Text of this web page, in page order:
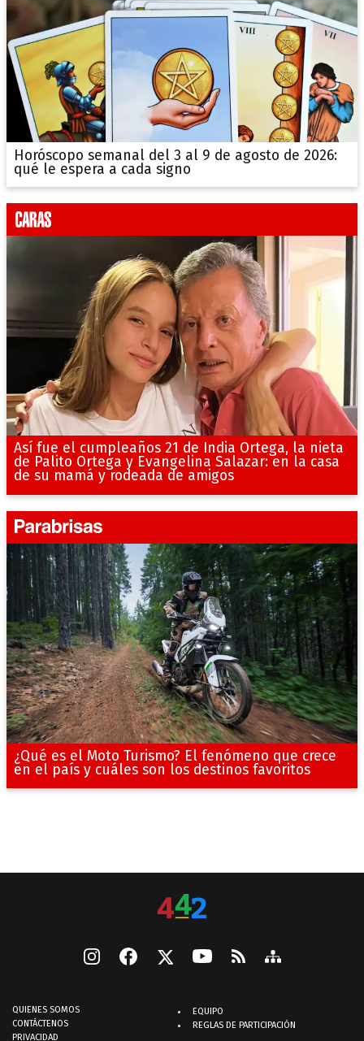
Horóscopo semanal del 3 al 9 de agosto de 2026:
qué le espera a cada signo
Así fue el cumpleaños 21 de India Ortega, la nieta
de Palito Ortega y Evangelina Salazar: en la casa
de su mamá y rodeada de amigos
¿Qué es el Moto Turismo? El fenómeno que crece
en el país y cuáles son los destinos favoritos
QUIENES SOMOS
CONTÁCTENOS
PRIVACIDAD
EQUIPO
REGLAS DE PARTICIPACIÓN